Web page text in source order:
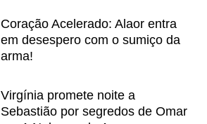
Coração Acelerado: Alaor entra
em desespero com o sumiço da
arma!
Virgínia promete noite a
Sebastião por segredos de Omar